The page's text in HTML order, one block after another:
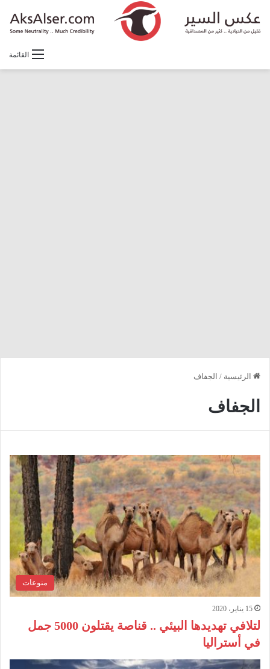
القائمة
الرئيسية / الجفاف
الجفاف
منوعات
15 يناير، 2020
لتلافي تهديدها البيئي .. قناصة يقتلون 5000 جمل
في أستراليا